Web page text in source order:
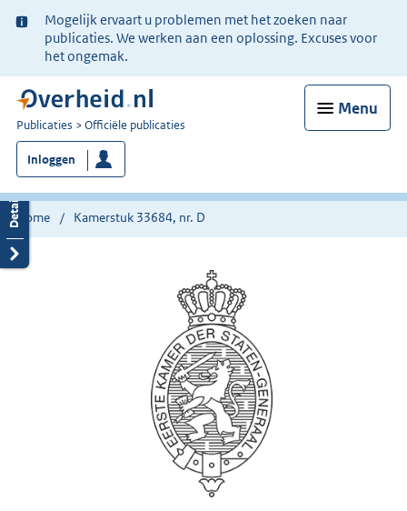
Ter
informatie:
Mogelijk ervaart u problemen met het zoeken naar
publicaties. We werken aan een oplossing. Excuses voor
het ongemak.
Menu
U
bent
nu
hier:
Publicaties Officiële publicaties
Inloggen
Home Kamerstuk 33684, nr. D